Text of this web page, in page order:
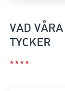
VAD
TYCKER